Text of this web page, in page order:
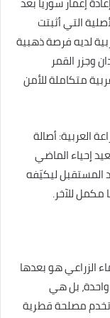
التي أثبتت
لديه فرصة ذهبية
وجزر القمر
متكاملة للأمن
العربية: أصالة
إحياء الماضي
المستقبل ليكيّفه
للآخر.
الزراعي هو بعدها
بل هي
لا تخدم مصلحة قطرية